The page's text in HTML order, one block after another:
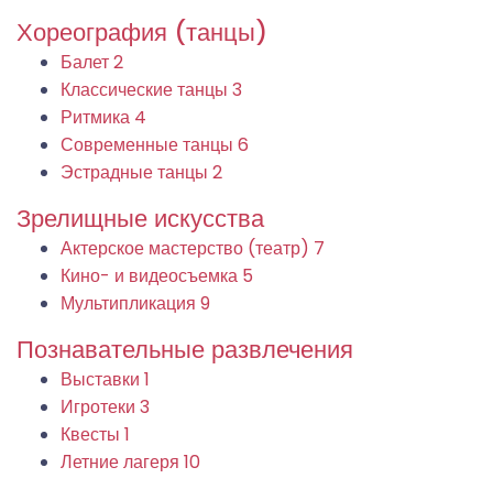
Хореография (танцы)
Балет2
Классические танцы 3
Ритмика 4
Современные танцы 6
Эстрадные танцы 2
Зрелищные искусства
Актерское мастерство (театр) 7
Кино- и видеосъемка 5
Мультипликация 9
Познавательные развлечения
Выставки 1
Игротеки 3
Квесты 1
Летние лагеря 10